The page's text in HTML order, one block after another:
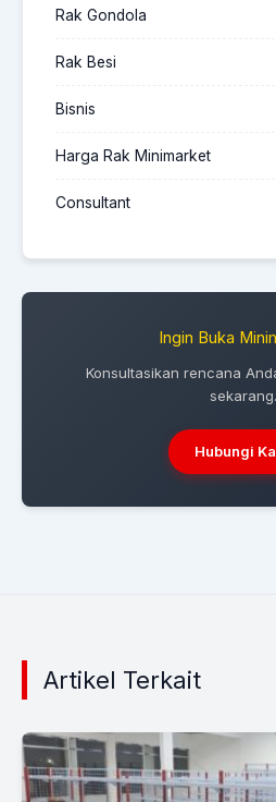
Rak Gondola
Rak Besi
Bisnis
Harga Rak Minimarket
Consultant
Ingin Buka
Konsultasikan rencana
sekarang.
Hubungi
Artikel Terkait